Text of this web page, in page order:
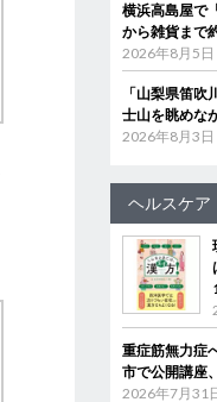
横浜高島屋で
から雑貨まで
2026年8月5日
「山梨県笛
士山を眺めな
2026年8月3日
ヘルスケア
重症筋無力症
市で公開講座
2026年7月31